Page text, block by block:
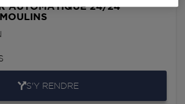
AUTOMATIQUE 24/24
S'Y RENDRE